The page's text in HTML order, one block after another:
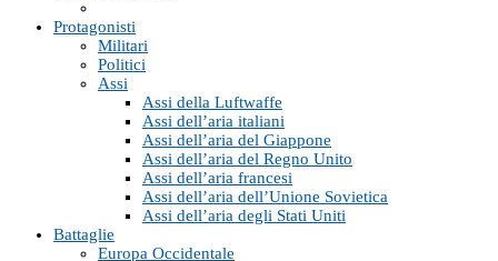
Protagonisti
Militari
Politici
Assi
Assi della Luftwaffe
Assi dell’aria italiani
Assi dell’aria del Giappone
Assi dell’aria del Regno Unito
Assi dell’aria francesi
Assi dell’aria dell’Unione Sovietica
Assi dell’aria degli Stati Uniti
Battaglie
Europa Occidentale